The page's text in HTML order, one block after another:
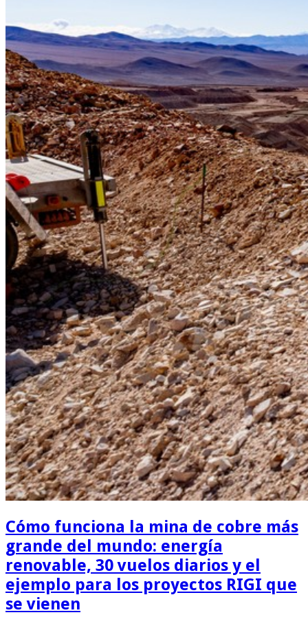
Cómo funciona la mina de cobre más
grande del mundo: energía
renovable, 30 vuelos diarios y el
ejemplo para los proyectos RIGI que
se vienen